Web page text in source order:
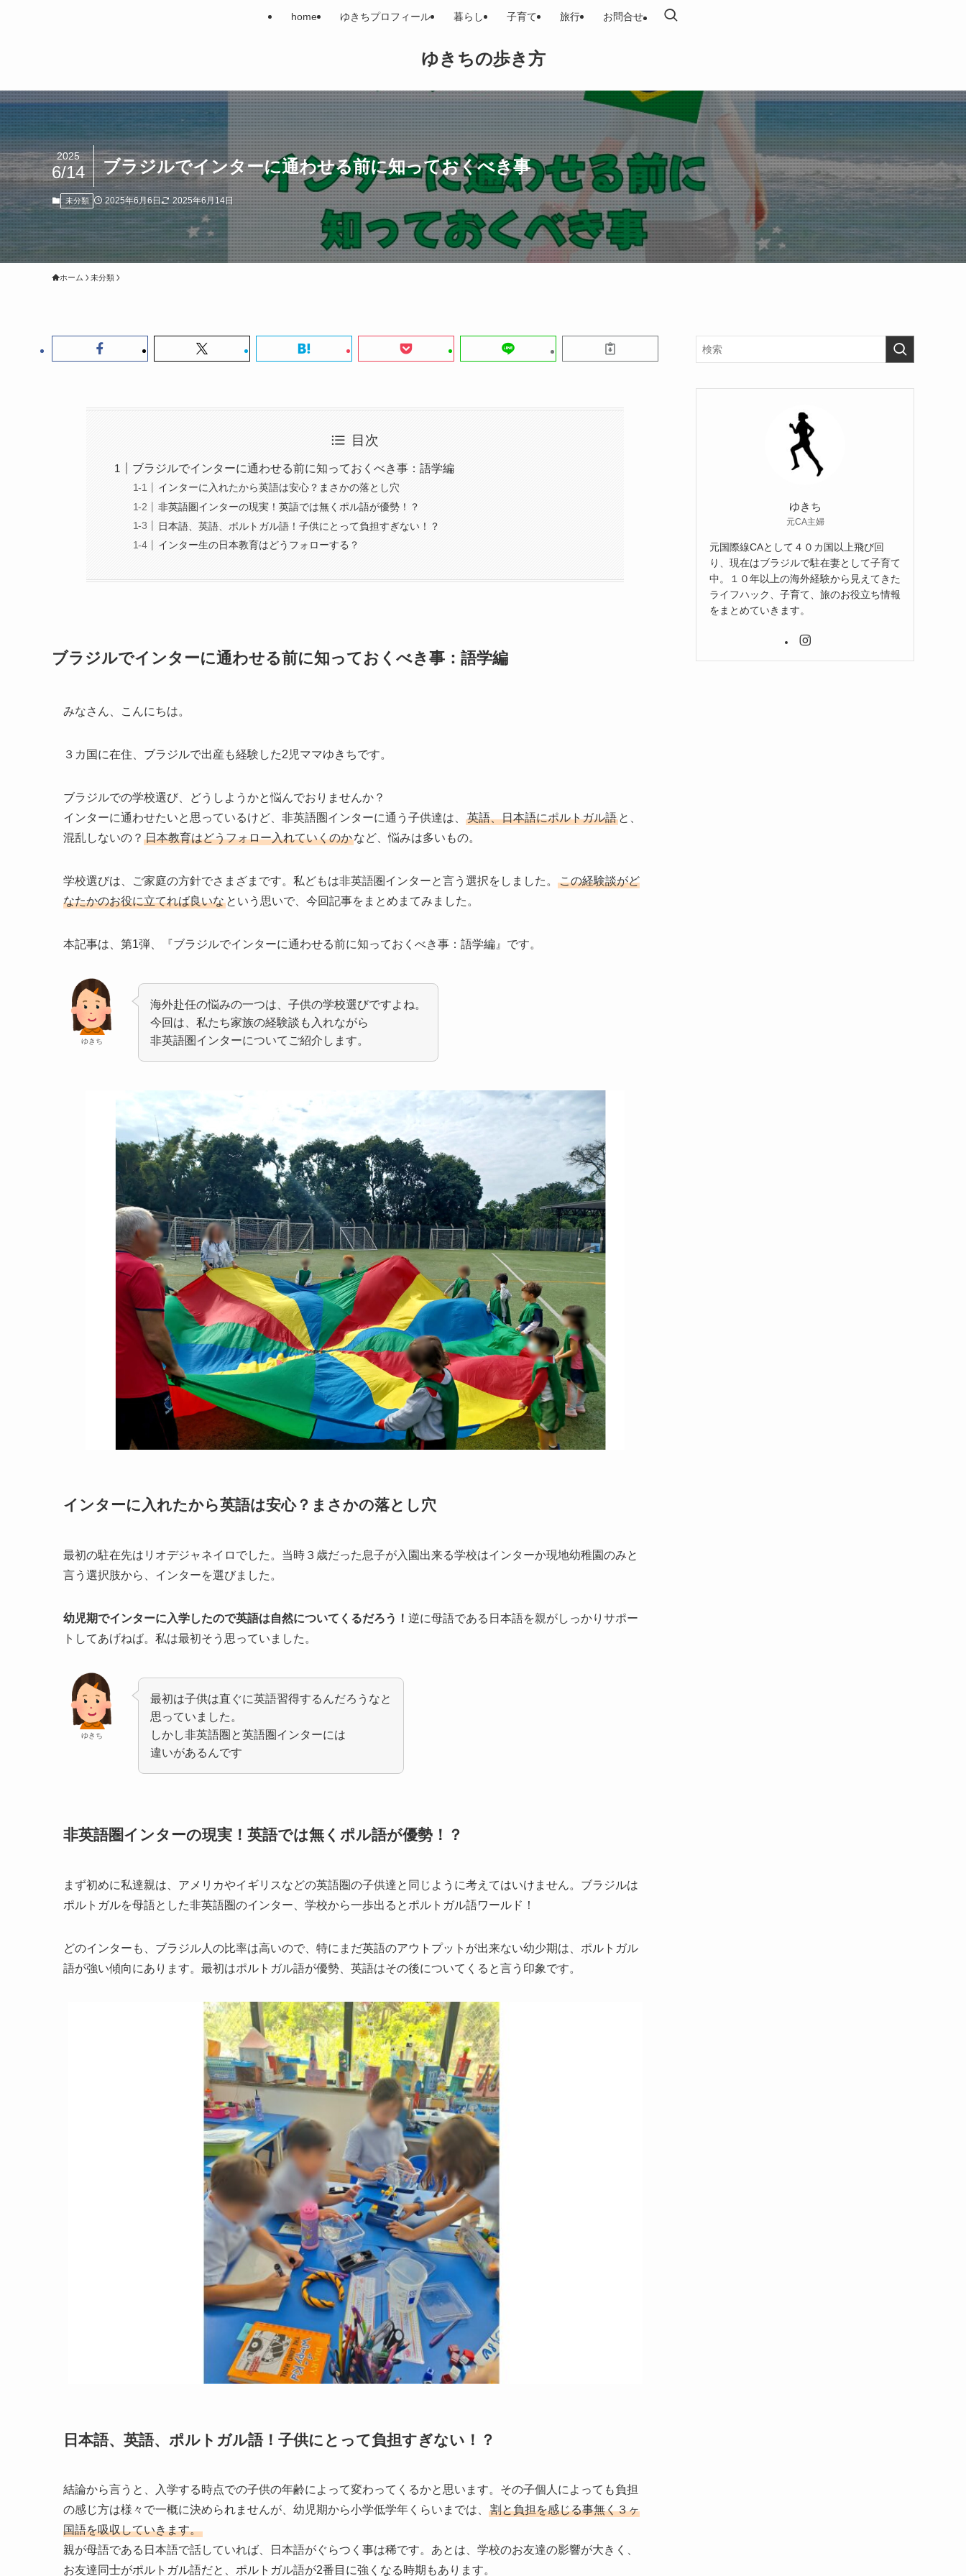
ゆきちの歩き方
home ゆきちプロフィール 暮らし 子育て 旅行 お問合せ
ブラジルでインターに通わせる前に知っておくべき事
2025
6/14
未分類 2025年6月6日 2025年6月14日
ホーム 未分類
目次
ブラジルでインターに通わせる前に知っておくべき事：語学編
インターに入れたから英語は安心？まさかの落とし穴
非英語圏インターの現実！英語では無くポル語が優勢！？
日本語、英語、ポルトガル語！子供にとって負担すぎない！？
インター生の日本教育はどうフォローする？
ブラジルでインターに通わせる前に知っておくべき事：語学編
みなさん、こんにちは。
３カ国に在住、ブラジルで出産も経験した2‬児ママゆきちです。
ブラジルでの学校選び、どうしようかと悩んでおりませんか？
インターに通わせたいと思っているけど、非英語圏インターに通う子供達は、
英語、日本語にポルトガル語 と、
混乱しないの？ 日本教育はどうフォロー入れていくのかなど、悩みは多いもの。
学校選びは、ご家庭の方針でさまざまです。私どもは非英語圏インターと言う選択をしました。
この経験談がど
なたかのお役に立てれば良いな という思いで、今回記事をまとめまてみました。
本記事は、第1弾、『ブラジルでインターに通わせる前に知っておくべき事：語学編』です。
ゆきち
海外赴任の悩みの一つは、子供の学校選びですよね。
今回は、私たち家族の経験談も入れながら
非英語圏インターについてご紹介します。
インターに入れたから英語は安心？まさかの落とし穴
最初の駐在先はリオデジャネイロでした。当時３歳だった息子が入園出来る学校はインターか現地幼稚園のみと
言う選択肢から、インターを選びました。
幼児期でインターに入学したので英語は自然についてくるだろう！ 逆に母語である日本語を親がしっかりサポー
トしてあげねば。私は最初そう思っていました。
ゆきち
最初は子供は直ぐに英語習得するんだろうなと
思っていました。
しかし非英語圏と英語圏インターには
違いがあるんです
非英語圏インターの現実！英語では無くポル語が優勢！？
まず初めに私達親は、アメリカやイギリスなどの英語圏の子供達と同じように考えてはいけません。ブラジルは
ポルトガルを母語とした非英語圏のインター、学校から一歩出るとポルトガル語ワールド！
どのインターも、ブラジル人の比率は高いので、特にまだ英語のアウトプットが出来ない幼少期は、ポルトガル
語が強い傾向にあります。最初はポルトガル語が優勢、英語はその後についてくると言う印象です。
日本語、英語、ポルトガル語！子供にとって負担すぎない！？
結論から言うと、入学する時点での子供の年齢によって変わってくるかと思います。その子個人によっても負担
の感じ方は様々で一概に決められませんが、幼児期から小学低学年くらいまでは、
割と負担を感じる事無く３ヶ
国語を吸収していきます。
親が母語である日本語で話していれば、日本語がぐらつく事は稀です。あとは、学校のお友達の影響が大きく、
お友達同士がポルトガル語だと、ポルトガル語が2番目に強くなる時期もあります。
ゆきち
元CA主婦
元国際線CAとして４０カ国以上飛び回
り、現在はブラジルで駐在妻として子育て
中。１０年以上の海外経験から見えてきた
ライフハック、子育て、旅のお役立ち情報
をまとめていきます。